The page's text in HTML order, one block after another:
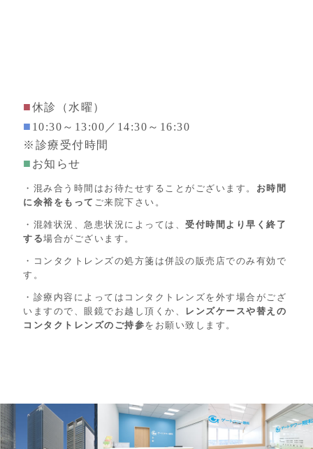
■休診（水曜）
■ 10:30～13:00／14:30～16:30
※診療受付時間
■ お知らせ
・混み合う時間はお待たせすることがございます。 お時間
に余裕をもって ご来院下さい。
・混雑状況、急患状況によっては、 受付時間より早く終了
する場合がございます。
・コンタクトレンズの処方箋は併設の販売店でのみ有効で
す。
・診療内容によってはコンタクトレンズを外す場合がござ
いますので、眼鏡でお越し頂くか、
レンズケースや替えの
コンタクトレンズのご持参をお願い致します。